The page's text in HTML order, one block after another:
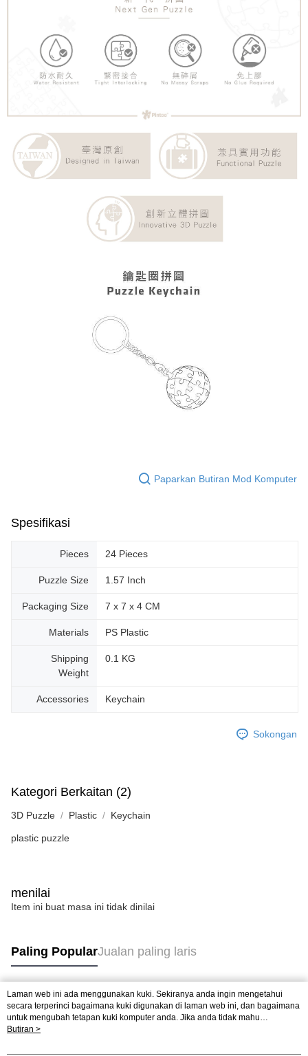
Paparkan Butiran Mod Komputer
Spesifikasi
Pieces 24 Pieces
Puzzle Size 1.57 Inch
Packaging Size 7 x 7 x 4 CM
Materials PS Plastic
Shipping
Weight
0.1 KG
Accessories Keychain
Sokongan
Kategori Berkaitan (2)
3D Puzzle Plastic Keychain
plastic puzzle
menilai
Item ini buat masa ini tidak dinilai
Paling PopularJualan paling laris
Tag Popular
Jualan paling laris
Laman web ini ada menggunakan kuki. Sekiranya anda ingin mengetahui
secara terperinci bagaimana kuki digunakan di laman web ini, dan bagaimana
untuk mengubah tetapan kuki komputer anda. Jika anda tidak mahu
menggunakan kuki di komputer anda, sila rujuk penerangan mengenai kuki.
mengetahui secara terperinci bagaimana kuki digunakan di laman web ini,
Butiran >